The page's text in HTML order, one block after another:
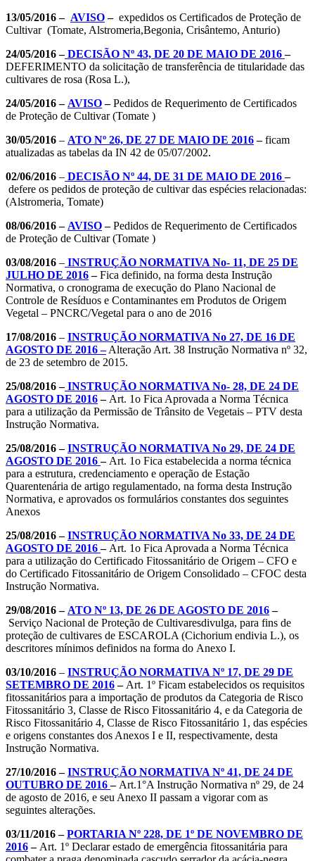
13/05/2016 – AVISO– expedidos os Certificados de Proteção de
Cultivar (Tomate, Alstromeria,Begonia, Crisântemo, Anturio)
24/05/2016 –DECISÃO Nº 43, DE 20 DE MAIO DE 2016–
DEFERIMENTO da solicitação de transferência de titularidade das
cultivares de rosa (Rosa L.),
24/05/2016 – AVISO–Pedidos de Requerimento de Certificados
de Proteção de Cultivar (Tomate )
30/05/2016 – ATO Nº 26, DE 27 DE MAIO DE 2016–ficam
atualizadas as tabelas da IN 42 de 05/07/2002.
02/06/2016 – DECISÃO Nº 44, DE 31 DE MAIO DE 2016–
defere os pedidos de proteção de cultivar das espécies relacionadas:
(Alstromeria, Tomate)
08/06/2016 – AVISO–Pedidos de Requerimento de Certificados
de Proteção de Cultivar (Tomate )
03/08/2016 – INSTRUÇÃO NORMATIVA No- 11, DE 25 DE
JULHO DE 2016–Fica definido, na forma desta Instrução
Normativa, o cronograma de execução do Plano Nacional de
Controle de Resíduos e Contaminantes em Produtos de Origem
Vegetal – PNCRC/Vegetal para o ano de 2016
17/08/2016 – INSTRUÇÃO NORMATIVA No 27, DE 16 DE
AGOSTO DE 2016 –Alteração Art. 38 Instrução Normativa nº 32,
de 23 de setembro de 2015.
25/08/2016 –INSTRUÇÃO NORMATIVA No- 28, DE 24 DE
AGOSTO DE 2016– Art. 1o Fica Aprovada a Norma Técnica
para a utilização da Permissão de Trânsito de Vegetais – PTV desta
Instrução Normativa.
25/08/2016 –INSTRUÇÃO NORMATIVA No 29, DE 24 DE
AGOSTO DE 2016– Art. 1o Fica estabelecida a norma técnica
para a estrutura, credenciamento e operação de Estação
Quarentenária de artigo regulamentado, na forma desta Instrução
Normativa, e aprovados os formulários constantes dos seguintes
Anexos
25/08/2016 –INSTRUÇÃO NORMATIVA No 33, DE 24 DE
AGOSTO DE 2016– Art. 1o Fica Aprovada a Norma Técnica
para a utilização do Certificado Fitossanitário de Origem – CFO e
do Certificado Fitossanitário de Origem Consolidado – CFOC desta
Instrução Normativa.
29/08/2016 – ATO Nº 13, DE 26 DE AGOSTO DE 2016–
Serviço Nacional de Proteção de Cultivaresdivulga, para fins de
proteção de cultivares de ESCAROLA (Cichorium endivia L.), os
descritores mínimos definidos na forma do Anexo I.
03/10/2016 – INSTRUÇÃO NORMATIVA Nº 17, DE 29 DE
SETEMBRO DE 2016– Art. 1º Ficam estabelecidos os requisitos
fitossanitários para a importação de produtos da Categoria de Risco
Fitossanitário 3, Classe de Risco Fitossanitário 4, e da Categoria de
Risco Fitossanitário 4, Classe de Risco Fitossanitário 1, das espécies
e origens constantes dos Anexos I e II, respectivamente, desta
Instrução Normativa.
27/10/2016 –INSTRUÇÃO NORMATIVA Nº 41, DE 24 DE
OUTUBRO DE 2016– Art.1°A Instrução Normativa nº 29, de 24
de agosto de 2016, e seu Anexo II passam a vigorar com as
seguintes alterações.
03/11/2016 –PORTARIA Nº 228, DE 1º DE NOVEMBRO DE
2016– Art. 1º Declarar estado de emergência fitossanitária para